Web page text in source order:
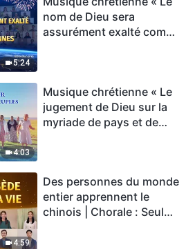
5:24
nom de Dieu sera
assurément exalté comme
2026
4:03
Musique chrétienne « Le
jugement de Dieu sur la
myriade de pays et de
4:59
Des personnes du monde
entier apprennent le
chinois | Chorale : Seul